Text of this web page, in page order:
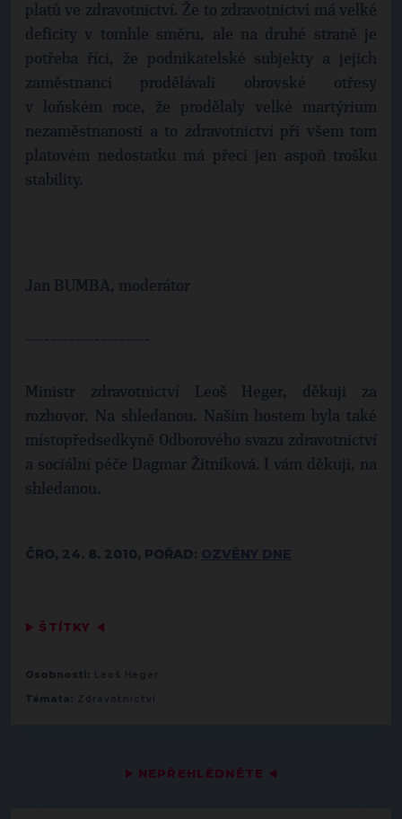
▶ NEPŘEHLÉDNĚTE ◀
platů ve zdravotnictví. Že to zdravotnictví má velké
deficity v tomhle směru, ale na druhé straně je
potřeba říci, že podnikatelské subjekty a jejich
zaměstnanci prodělávali obrovské otřesy
v loňském roce, že prodělaly velké martýrium
nezaměstnanosti a to zdravotnictví při všem tom
platovém nedostatku má přeci jen aspoň trošku
stability.
Jan BUMBA, moderátor
--------------------
Ministr zdravotnictví Leoš Heger, děkuji za
rozhovor. Na shledanou. Naším hostem byla také
místopředsedkyně Odborového svazu zdravotnictví
a sociální péče Dagmar Žitníková. I vám děkuji, na
shledanou.
ČRO, 24. 8. 2010, POŘAD:
▶ ŠTÍTKY ◀
Osobnosti: Leoš Heger
Témata: Zdravotnictví